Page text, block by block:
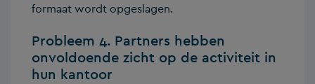
formaat wordt opgeslagen.
Probleem 4. Partners hebben
onvoldoende zicht op de activiteit in
hun kantoor